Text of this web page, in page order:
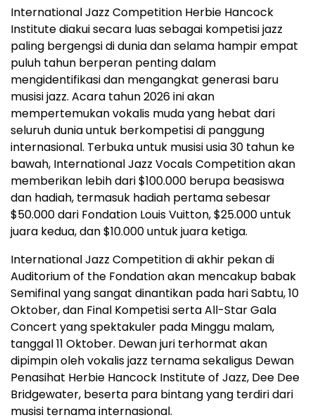
International Jazz Competition Herbie Hancock
Institute diakui secara luas sebagai kompetisi jazz
paling bergengsi di dunia dan selama hampir empat
puluh tahun berperan penting dalam
mengidentifikasi dan mengangkat generasi baru
musisi jazz. Acara tahun 2026 ini akan
mempertemukan vokalis muda yang hebat dari
seluruh dunia untuk berkompetisi di panggung
internasional. Terbuka untuk musisi usia 30 tahun ke
bawah, International Jazz Vocals Competition akan
memberikan lebih dari $100.000 berupa beasiswa
dan hadiah, termasuk hadiah pertama sebesar
$50.000 dari Fondation Louis Vuitton, $25.000 untuk
juara kedua, dan $10.000 untuk juara ketiga.
International Jazz Competition di akhir pekan di
Auditorium of the Fondation akan mencakup babak
Semifinal yang sangat dinantikan pada hari Sabtu, 10
Oktober, dan Final Kompetisi serta All-Star Gala
Concert yang spektakuler pada Minggu malam,
tanggal 11 Oktober. Dewan juri terhormat akan
dipimpin oleh vokalis jazz ternama sekaligus Dewan
Penasihat Herbie Hancock Institute of Jazz, Dee Dee
Bridgewater, beserta para bintang yang terdiri dari
musisi ternama internasional.